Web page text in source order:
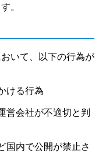
。
いて、以下の行為が
ける行為
営会社が不適切と判
国内で公開が禁止さ